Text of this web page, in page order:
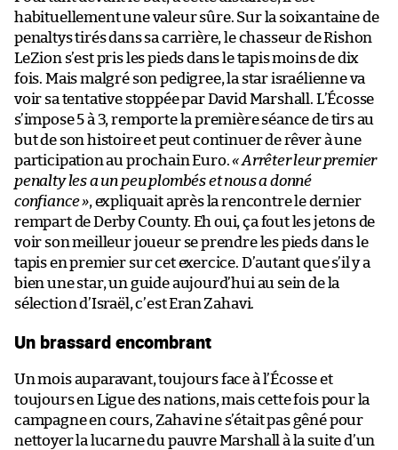
habituellement une valeur sûre. Sur la soixantaine de
penaltys tirés dans sa carrière, le chasseur de Rishon
LeZion s’est pris les pieds dans le tapis moins de dix
fois. Mais malgré son pedigree, la star israélienne va
voir sa tentative stoppée par David Marshall. L’Écosse
s’impose 5 à 3, remporte la première séance de tirs au
but de son histoire et peut continuer de rêver à une
participation au prochain Euro.« Arrêter leur premier
penalty les a un peu plombés et nous a donné
confiance », expliquait après la rencontre le dernier
rempart de Derby County. Eh oui, ça fout les jetons de
voir son meilleur joueur se prendre les pieds dans le
tapis en premier sur cet exercice. D’autant que s’il y a
bien une star, un guide aujourd’hui au sein de la
sélection d’Israël, c’est Eran Zahavi.
Un brassard encombrant
Un mois auparavant, toujours face à l’Écosse et
toujours en Ligue des nations, mais cette fois pour la
campagne en cours, Zahavi ne s’était pas gêné pour
nettoyer la lucarne du pauvre Marshall à la suite d’un